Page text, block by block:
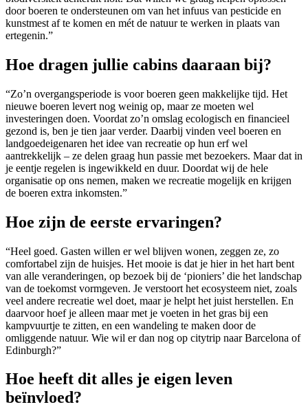
door boeren te ondersteunen om van het infuus van pesticide en
kunstmest af te komen en mét de natuur te werken in plaats van
ertegenin.”
Hoe dragen jullie cabins daaraan bij?
“Zo’n overgangsperiode is voor boeren geen makkelijke tijd. Het
nieuwe boeren levert nog weinig op, maar ze moeten wel
investeringen doen. Voordat zo’n omslag ecologisch en financieel
gezond is, ben je tien jaar verder. Daarbij vinden veel boeren en
landgoedeigenaren het idee van recreatie op hun erf wel
aantrekkelijk – ze delen graag hun passie met bezoekers. Maar dat in
je eentje regelen is ingewikkeld en duur. Doordat wij de hele
organisatie op ons nemen, maken we recreatie mogelijk en krijgen
de boeren extra inkomsten.”
Hoe zijn de eerste ervaringen?
“Heel goed. Gasten willen er wel blijven wonen, zeggen ze, zo
comfortabel zijn de huisjes. Het mooie is dat je hier in het hart bent
van alle veranderingen, op bezoek bij de ‘pioniers’ die het landschap
van de toekomst vormgeven. Je verstoort het ecosysteem niet, zoals
veel andere recreatie wel doet, maar je helpt het juist herstellen. En
daarvoor hoef je alleen maar met je voeten in het gras bij een
kampvuurtje te zitten, en een wandeling te maken door de
omliggende natuur. Wie wil er dan nog op citytrip naar Barcelona of
Edinburgh?”
Hoe heeft dit alles je eigen leven
beïnvloed?